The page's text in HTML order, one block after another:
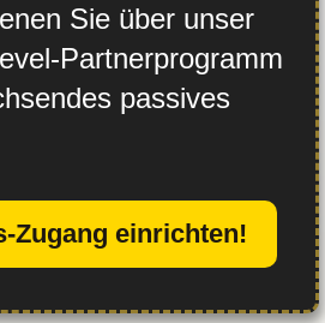
Sie über unser
Partnerprogramm
passives
Zugang einrichten!